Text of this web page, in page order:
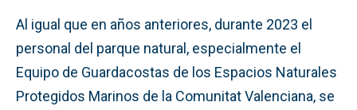
Al igual que en años anteriores, durante 2023 el
personal del parque natural, especialmente el
Equipo de Guardacostas de los Espacios Naturales
Protegidos Marinos de la Comunitat Valenciana, se